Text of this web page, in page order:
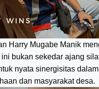
Harry Mugabe Manik
bukan sekedar ajang
nyata sinergisitas
dan masyarakat desa.